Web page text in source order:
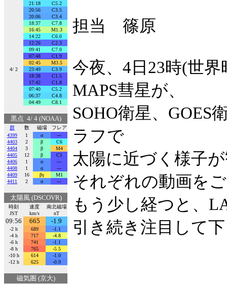
21:18
C5.2
20:56
C3.5
20:06
C3.4
18:37
C7.8
16:45
M1.3
14:22
C6.0
12:26
C2.3
09:41
C7.0
07:48
C1.9
02:45
M3.5
4/ 2
23:49
C3.9
18:38
C1.5
17:42
C1.8
07:40
C5.2
06:37
C4.8
04:49
C8.1
黒点 4/ 4 (NOAA)
群 数 磁場
フレア
4399
1 α
---
4403
2 β
C6
4404
3 β
M4
4405
12 β
C1
4406
1 α
---
4408
1 α
---
4409
16 βγ
M1
4411
2 α ---
太陽風 (DSCOVR)
時刻
JST
速度
km/s
南北磁場
nT
09:56 665 -1.9
-2 h 689
-1.1
-4 h
717
-4.8
-6 h
741
-1.1
-8 h
765
-5.5
-10 h
614
-1.0
-12 h
625 -0.9
磁気圏 (京大)
担当 篠原
今夜、4日23時(世
MAPS彗星が、
SOHO衛星、GOES
ラフで
太陽に近づく様子
それぞれの動画を
もう少し経つと、
引き続き注目して